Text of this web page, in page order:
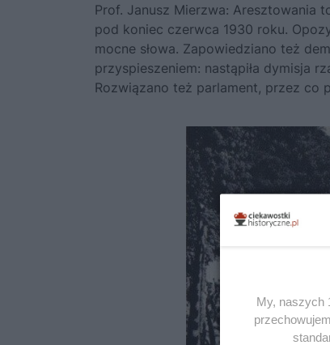
Prof. Janusz Mierzwa: Aresztowania
pod koniec czerwca 1930 roku.
mocne słowa. Zapowiedziano też
przyspieszeniem: nastąpiła dymisja
Rozwiązano też parlament, przez co
My, naszych